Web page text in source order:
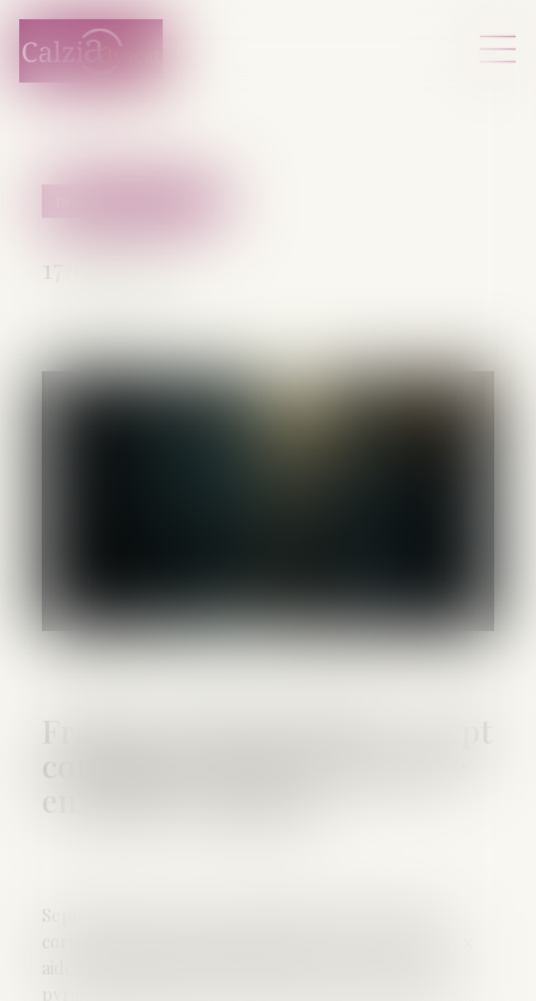
Fraude à MaPrimeRénov' : sept
condamnés pour escroquerie
en bande organisée
Sept hommes ont été condamnés par le tribunal
correctionnel de Paris dans une affaire de fraude aux
aides du dispositif MaPrimeRénov'. Via un système